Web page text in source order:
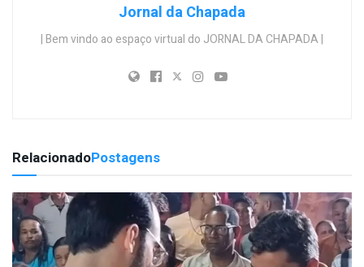
Jornal da Chapada
| Bem vindo ao espaço virtual do JORNAL DA CHAPADA |
RelacionadoPostagens